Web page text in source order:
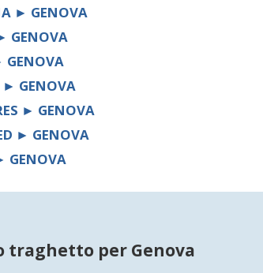
► GENOVA
GENOVA
► GENOVA
► GENOVA
► GENOVA
GENOVA
traghetto per Genova